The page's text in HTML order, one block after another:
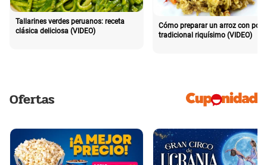
Tallarines verdes peruanos: receta
clásica deliciosa (VIDEO)
Cómo preparar un arroz con pollo
tradicional riquísimo (VIDEO)
Ofertas